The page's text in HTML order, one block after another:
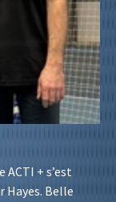
ACTI + s’est
Hayes. Belle